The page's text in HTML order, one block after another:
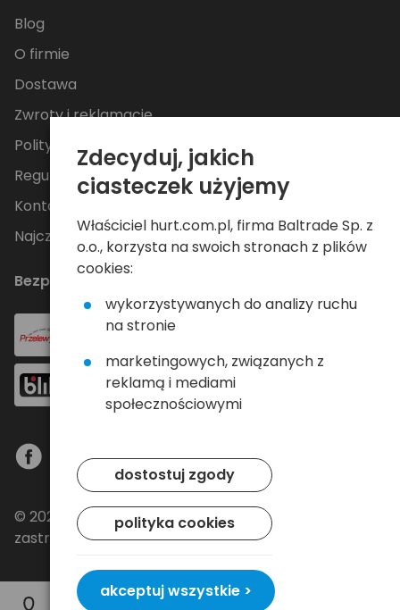
Blog
O firmie
Dostawa
Zwroty i reklamacje
Polityka Prywatności
Regulamin
Kontakt
Najczęściej zadawane pytania
Bezpieczne płatności
© 2024 Baltrade sp. z o.o. - Wszelkie prawa
zastrzeżone.
Zdecyduj, jakich
ciasteczek użyjemy
Właściciel hurt.com.pl, firma Baltrade Sp. z
o.o., korzysta na swoich stronach z plików
cookies:
wykorzystywanych do analizy ruchu
na stronie
marketingowych, związanych z
reklamą i mediami
społecznościowymi
dostostuj zgody
polityka cookies
akceptuj wszystkie >